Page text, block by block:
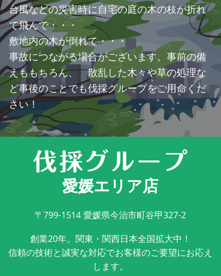
台風などの災害時に自宅の庭の木の枝が折れ
て飛んで・・・
敷地内の木が倒れて・・・
事故につながる場合がございます。事前の備
えももちろん、 散乱した木々や草の処理な
ど事後のことでも伐採グループをご用命くだ
さい！
愛媛エリア店
〒799-1514 愛媛県今治市町谷甲327-2
創業20年。関東・関西日本全国拡大中！
信頼の技術と誠実な対応でお客様のご要望にお応え
します。